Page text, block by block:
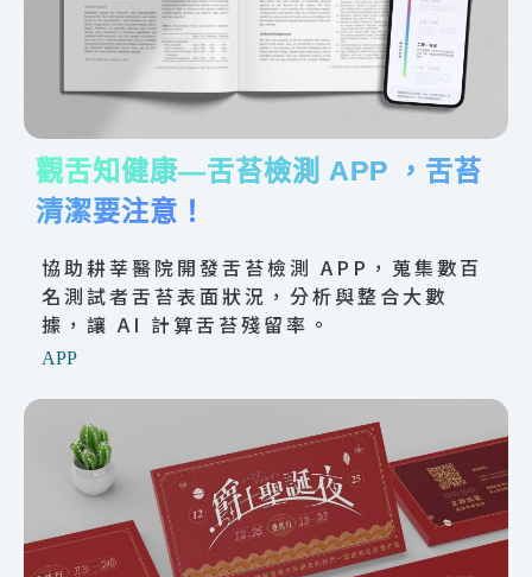
觀舌知健康—舌苔檢測 APP ，舌苔
清潔要注意！
協助耕莘醫院開發舌苔檢測 APP，蒐集數百
名測試者舌苔表面狀況，分析與整合大數
據，讓 AI 計算舌苔殘留率。
APP